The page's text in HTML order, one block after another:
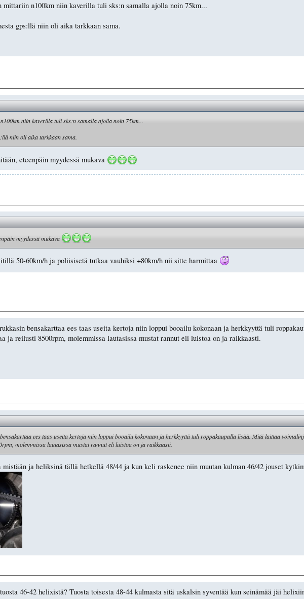
n100km niin kaverilla tuli sks:n samalla ajolla noin 75km...
gps:llä niin oli aika tarkkaan sama.
niin kaverilla tuli sks:n samalla ajolla noin 75km...
niin oli aika tarkkaan sama.
eteenpäin myydessä mukava
myydessä mukava
50-60km/h ja poliisisetä tutkaa vauhiksi +80km/h nii sitte harmittaa
bensakarttaa ees taas useita kertoja niin loppui booailu kokonaan ja herkkyyttä tuli
reilusti 8500rpm, molemmissa lautasissa mustat rannut eli luistoa on ja raikkaasti.
ees taas useita kertoja niin loppui booailu kokonaan ja herkkyyttä tuli roppakaupalla lisää. Mitä laittaa
molemmissa lautasissa mustat rannut eli luistoa on ja raikkaasti.
mistään ja heliksinä tällä hetkellä 48/44 ja kun keli raskenee niin muutan kulman 46/42 jouset
46-42 helixistä? Tuosta toisesta 48-44 kulmasta sitä uskalsin syventää kun seinämää jäi